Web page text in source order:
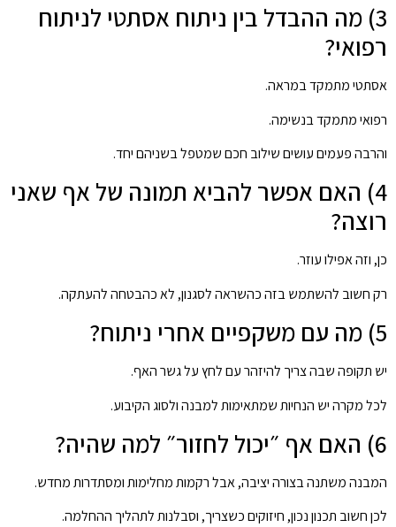
3) מה ההבדל בין ניתוח אסתטי לניתוח
רפואי?
אסתטי מתמקד במראה.
רפואי מתמקד בנשימה.
והרבה פעמים עושים שילוב חכם שמטפל בשניהם יחד.
4) האם אפשר להביא תמונה של אף שאני
רוצה?
כן, וזה אפילו עוזר.
רק חשוב להשתמש בזה כהשראה לסגנון, לא כהבטחה להעתקה.
5) מה עם משקפיים אחרי ניתוח?
יש תקופה שבה צריך להיזהר עם לחץ על גשר האף.
לכל מקרה יש הנחיות שמתאימות למבנה ולסוג הקיבוע.
6) האם אף ״יכול לחזור״ למה שהיה?
המבנה משתנה בצורה יציבה, אבל רקמות מחלימות ומסתדרות מחדש.
לכן חשוב תכנון נכון, חיזוקים כשצריך, וסבלנות לתהליך ההחלמה.